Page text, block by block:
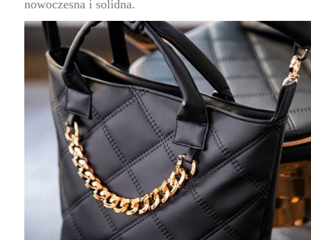
nowoczesna i solidna.